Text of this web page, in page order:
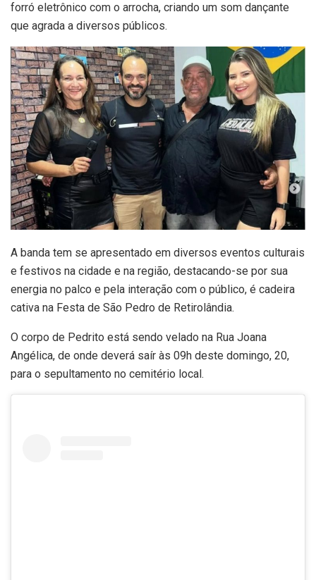
forró eletrônico com o arrocha, criando um som dançante
que agrada a diversos públicos.
A banda tem se apresentado em diversos eventos culturais
e festivos na cidade e na região, destacando-se por sua
energia no palco e pela interação com o público, é cadeira
cativa na Festa de São Pedro de Retirolândia.
O corpo de Pedrito está sendo velado na Rua Joana
Angélica, de onde deverá saír às 09h deste domingo, 20,
para o sepultamento no cemitério local.